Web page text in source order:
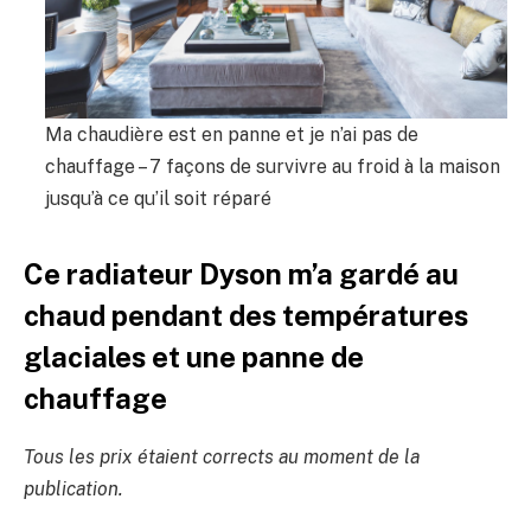
Ma chaudière est en panne et je n’ai pas de
chauffage – 7 façons de survivre au froid à la maison
jusqu’à ce qu’il soit réparé
Ce radiateur Dyson m’a gardé au
chaud pendant des températures
glaciales et une panne de
chauffage
Tous les prix étaient corrects au moment de la
publication.